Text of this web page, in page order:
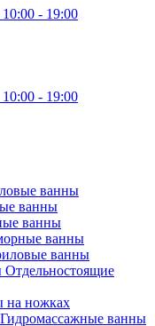
10:00 - 19:00
10:00 - 19:00
ванны
ванны
ванны
ванны
ванны
Отдельностоящие
на ножках
Гидромассажные ванны